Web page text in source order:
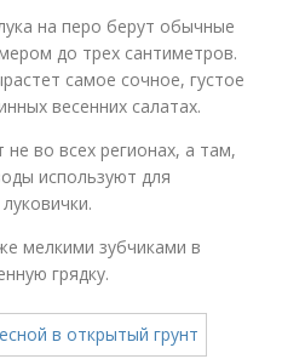
на перо берут обычные
до трех сантиметров.
самое сочное, густое
весенних салатах.
во всех регионах, а там,
используют для
мелкими зубчиками в
грядку.